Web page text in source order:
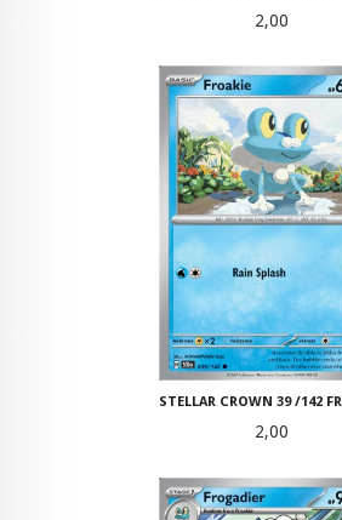
Pris
2,00
STELLAR CROWN 39 /142
Pris
2,00